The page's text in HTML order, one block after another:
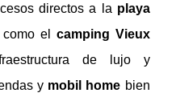
directos a la playa
el camping Vieux
de lujo y
y mobil home bien